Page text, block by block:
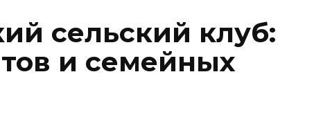
сельский клуб:
и семейных